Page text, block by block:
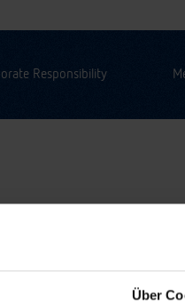
Über
Responsibility